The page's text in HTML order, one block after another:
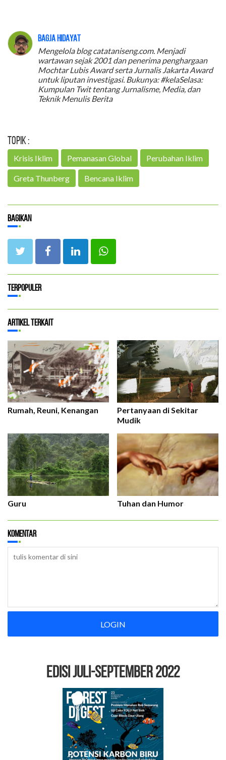
Bagja Hidayat
Mengelola blog catataniseng.com. Menjadi
wartawan sejak 2001 dan penerima penghargaan
Mochtar Lubis Award serta Jurnalis Jakarta Award
untuk liputan investigasi. Bukunya: #kelaSelasa:
Kumpulan Twit tentang Jurnalisme, Media, dan
Teknik Menulis Berita
Topik :
Krisis Iklim Pemanasan Global Perubahan Iklim
Greta Thunberg Bencana Iklim
Bagikan
Terpopuler
Artikel Terkait
Rumah, Reuni, Kenangan
Pertanyaan di Sekitar
Mudik
Guru Tuhan dan Humor
Komentar
LOGIN
EDISI Juli-September 2022